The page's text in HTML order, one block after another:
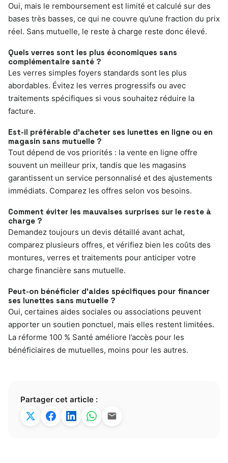
Oui, mais le remboursement est limité et calculé sur des
bases très basses, ce qui ne couvre qu’une fraction du prix
réel. Sans mutuelle, le reste à charge reste donc élevé.
Quels verres sont les plus économiques sans
complémentaire santé ?
Les verres simples foyers standards sont les plus
abordables. Évitez les verres progressifs ou avec
traitements spécifiques si vous souhaitez réduire la
facture.
Est-il préférable d’acheter ses lunettes en ligne ou en
magasin sans mutuelle ?
Tout dépend de vos priorités : la vente en ligne offre
souvent un meilleur prix, tandis que les magasins
garantissent un service personnalisé et des ajustements
immédiats. Comparez les offres selon vos besoins.
Comment éviter les mauvaises surprises sur le reste à
charge ?
Demandez toujours un devis détaillé avant achat,
comparez plusieurs offres, et vérifiez bien les coûts des
montures, verres et traitements pour anticiper votre
charge financière sans mutuelle.
Peut-on bénéficier d’aides spécifiques pour financer
ses lunettes sans mutuelle ?
Oui, certaines aides sociales ou associations peuvent
apporter un soutien ponctuel, mais elles restent limitées.
La réforme 100 % Santé améliore l’accès pour les
bénéficiaires de mutuelles, moins pour les autres.
Partager cet article :